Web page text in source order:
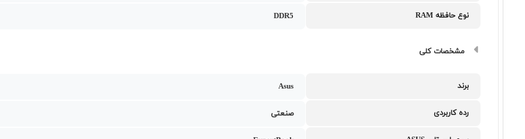
نوع حافظه RAM DDR5
مشخصات کلی
برند Asus
رده کاربردی صنعتی